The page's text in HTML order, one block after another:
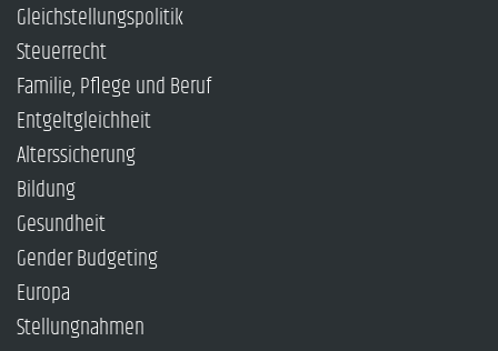
Gleichstellungspolitik
Steuerrecht
Familie, Pflege und Beruf
Entgeltgleichheit
Alterssicherung
Bildung
Gesundheit
Gender Budgeting
Europa
Stellungnahmen